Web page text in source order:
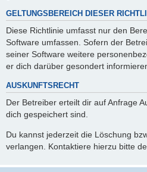
GELTUNGSBEREICH DIESER
Diese Richtlinie umfasst nur den
Software umfassen. Sofern der
seiner Software weitere
er dich darüber gesondert
AUSKUNFTSRECHT
Der Betreiber erteilt dir auf Anfrage
dich gespeichert sind.
Du kannst jederzeit die Löschung
verlangen. Kontaktiere hierzu bitte